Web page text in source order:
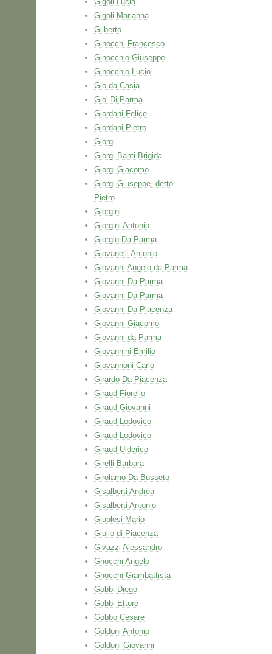
Gigoli Marianna
Gilberto
Ginocchi Francesco
Ginocchio Giuseppe
Ginocchio Lucio
Gio da Casia
Gio' Di Parma
Giordani Felice
Giordani Pietro
Giorgi
Giorgi Banti Brigida
Giorgi Giacomo
Giorgi Giuseppe, detto
Pietro
Giorgini
Giorgini Antonio
Giorgio Da Parma
Giovanelli Antonio
Giovanni Angelo da Parma
Giovanni Da Parma
Giovanni Da Parma
Giovanni Da Piacenza
Giovanni Giacomo
Giovanni da Parma
Giovannini Emilio
Giovannoni Carlo
Girardo Da Piacenza
Giraud Fiorello
Giraud Giovanni
Giraud Lodovico
Giraud Lodovico
Giraud Ulderico
Girelli Barbara
Girolamo Da Busseto
Gisalberti Andrea
Gisalberti Antonio
Giublesi Mario
Giulio di Piacenza
Givazzi Alessandro
Gnocchi Angelo
Gnocchi Giambattista
Gobbi Diego
Gobbi Ettore
Gobbo Cesare
Goldoni Antonio
Goldoni Giovanni